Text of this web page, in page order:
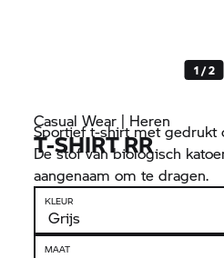
1 / 2
Casual Wear | Heren
T-SHIRT RR
Sportief t-shirt met gedrukt
De stof van biologisch
aangenaam om te dragen.
KLEUR
MAAT